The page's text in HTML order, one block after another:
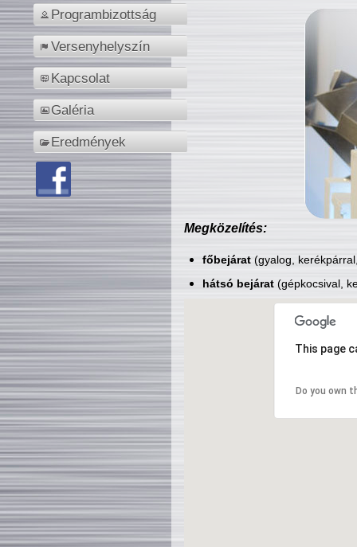
Programbizottság
Versenyhelyszín
Kapcsolat
Galéria
Eredmények
Megközelítés:
főbejárat(gyalog,
hátsó bejárat(gépkocsival,
This page
Do you own